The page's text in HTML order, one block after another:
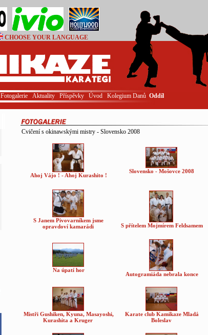
CHOOSE YOUR LANGUAGE Login
Fotogalerie Aktuality Příspěvky Úvod Kolegium Danů Oddíl
Cvičení s okinawskými mistry - Slovensko 2008
Ahoj Vájo ! - Ahoj Kurashito !
Slovensko - Mošovce 2008
S Janem Pivovarníkem jsme
opravdoví kamarádi
S přítelem Mojmírem Feldsamem
Na úpatí hor
Autogramiáda nebrala konce
Mistři Gushiken, Kyuna, Masayoshi,
Kurashita a Kruger
Karate club Kamikaze Mladá
Boleslav